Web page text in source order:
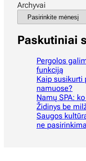
Archyvai
Paskutiniai
Pergolos
funkciją
Kaip susikurti
namuose?
Namų SPA:
Židinys be
Saugos
ne